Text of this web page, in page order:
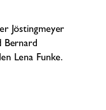
Jöstingmeyer
Bernard
Lena Funke.